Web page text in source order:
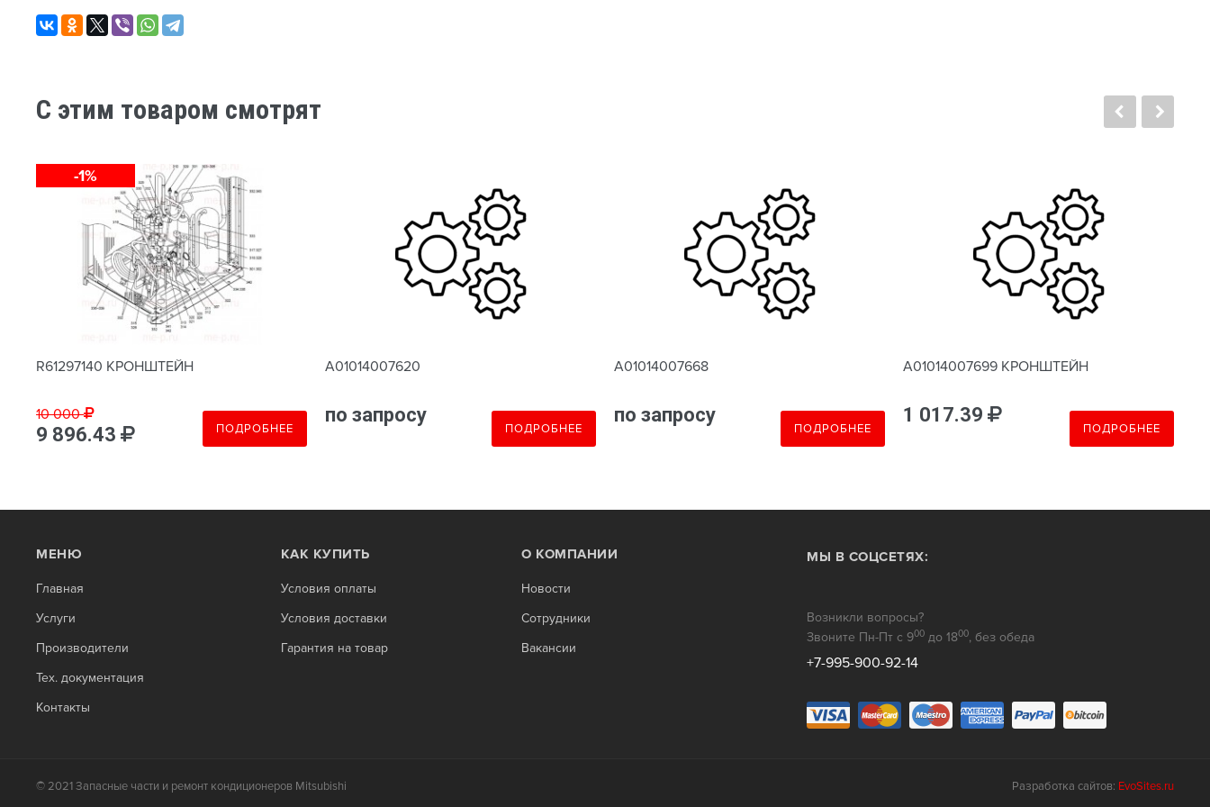
C этим товаром смотрят
-1%
R61297140 КРОНШТЕЙН
10 000
9 896.43 ПОДРОБНЕЕ
A01014007620
по запросу
ПОДРОБНЕЕ
A01014007668
по запросу
ПОДРОБНЕЕ
A01014007699 КРОНШТЕЙН
1 017.39
ПОДРОБНЕЕ
МЕНЮ
Главная
Услуги
Производители
Тех. документация
Контакты
КАК КУПИТЬ
Условия оплаты
Условия доставки
Гарантия на товар
О КОМПАНИИ
Новости
Сотрудники
Вакансии
МЫ В СОЦСЕТЯХ:
Возникли вопросы?
Звоните Пн-Пт с 900 до 1800, без обеда
+7-995-900-92-14
© 2021 Запасные части и ремонт кондиционеров Mitsubishi Разработка сайтов: EvoSites.ru